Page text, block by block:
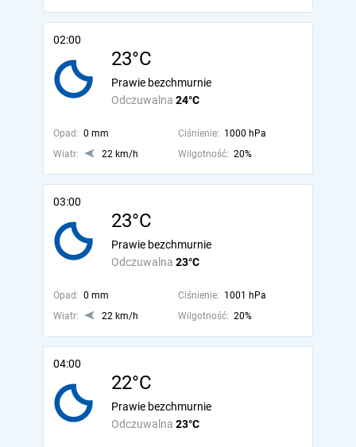
02:00
23°C
Odczuwalna 24°C
Prawie bezchmurnie
Opad: 0 mm Ciśnienie: 1000 hPa
Wiatr:
22 km/h Wilgotność: 20%
03:00
23°C
Odczuwalna 23°C
Prawie bezchmurnie
Opad: 0 mm Ciśnienie: 1001 hPa
Wiatr:
22 km/h Wilgotność: 20%
04:00
22°C
Odczuwalna 23°C
Prawie bezchmurnie